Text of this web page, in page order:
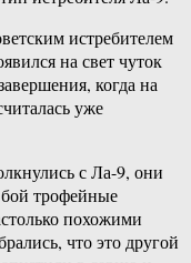
истребителем
на свет чуток
когда на
уже
с Ла-9, они
трофейные
похожими
что это другой